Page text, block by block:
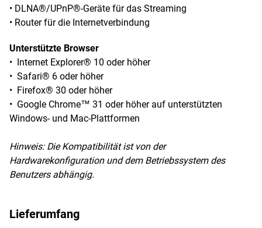
• DLNA®/UPnP®-Geräte für das Streaming
• Router für die Internetverbindung
Unterstützte Browser
• Internet Explorer® 10 oder höher
• Safari® 6 oder höher
• Firefox® 30 oder höher
• Google Chrome™ 31 oder höher auf unterstützten
Windows- und Mac-Plattformen
Hinweis: Die Kompatibilität ist von der
Hardwarekonfiguration und dem Betriebssystem des
Benutzers abhängig.
Lieferumfang